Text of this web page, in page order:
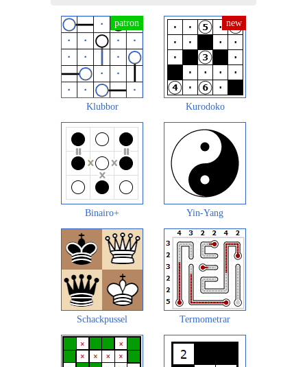
Klubbor Kurodoko
Binairo+ Yin-Yang
Schackpussel Termometrar